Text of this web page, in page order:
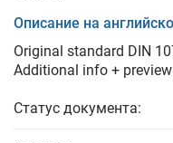
Описание на
Original standard DIN
Additional info +
Статус документа: